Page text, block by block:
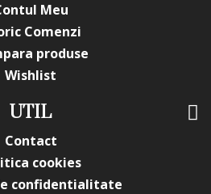
Meu
Comenzi
produse
Wishlist
UTIL
Contact
cookies
confidentialitate